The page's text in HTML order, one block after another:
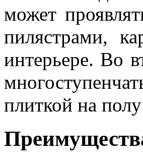
может
пилястрами,
интерьере. Во
плиткой на